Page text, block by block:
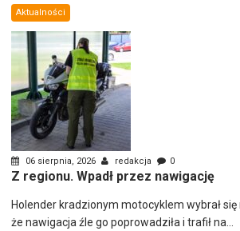
Aktualności
06 sierpnia, 2026 redakcja 0
Z regionu. Wpadł przez nawigację
Holender kradzionym motocyklem wybrał się
że nawigacja źle go poprowadziła i trafił na...